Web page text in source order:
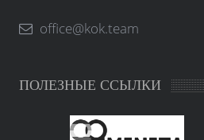
office@kok.team
ПОЛЕЗНЫЕ ССЫЛКИ